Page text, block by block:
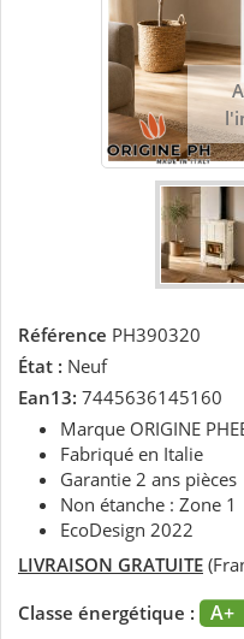
Référence PH390320
État : Neuf
Ean13: 7445636145160
Marque ORIGINE
Fabriqué en Italie
Garantie 2 ans pièces
Non étanche : Zone 1
EcoDesign 2022
LIVRAISON GRATUITE
Classe énergétique :
A+